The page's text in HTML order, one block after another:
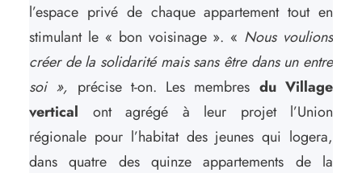
l’espace privé de chaque appartement tout en
stimulant le « bon voisinage ». « Nous voulions
créer de la solidarité mais sans être dans un entre
soi », précise t-on. Les membres du Village
vertical ont agrégé à leur projet l’Union
régionale pour l’habitat des jeunes qui logera,
dans quatre des quinze appartements de la